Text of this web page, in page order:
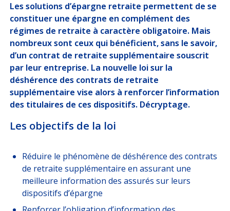
NOUSREJOINDRE
ESPACE CLIENT
Choisissez votre profil
ASSURÉ
ORGANISATION INTERNATIONALE
CORRESPONDANT D’ENTREPRISE / RH
ESPACE RH GARANTIE OBSÈQUES
Les solutions d’épargne retraite permettent de se
constituer une épargne en complément des
régimes de retraite à caractère obligatoire. Mais
nombreux sont ceux qui bénéficient, sans le savoir,
d’un contrat de retraite supplémentaire souscrit
par leur entreprise. La nouvelle loi sur la
déshérence des contrats de retraite
supplémentaire vise alors à renforcer l’information
des titulaires de ces dispositifs. Décryptage.
Les objectifs de la loi
Réduire le phénomène de déshérence des contrats
de retraite supplémentaire en assurant une
meilleure information des assurés sur leurs
dispositifs d’épargne